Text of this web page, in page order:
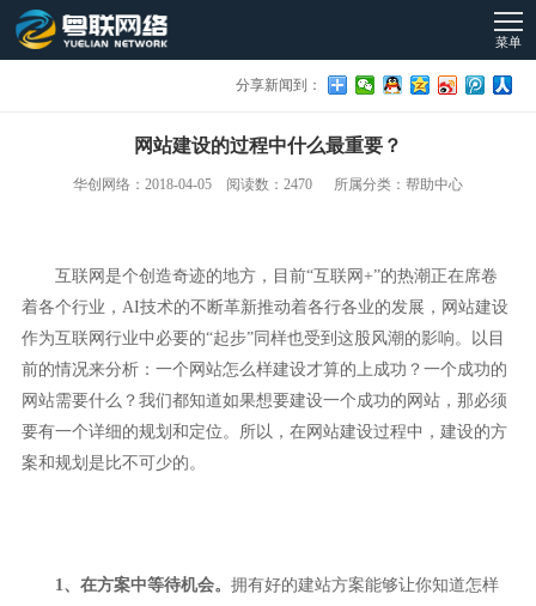
菜单
分享新闻到：
网站建设的过程中什么最重要？
华创网络：2018-04-05 阅读数：2470 所属分类：帮助中心
互联网是个创造奇迹的地方，目前“互联网+”的热潮正在席卷
着各个行业，AI技术的不断革新推动着各行各业的发展，网站建设
作为互联网行业中必要的“起步”同样也受到这股风潮的影响。以目
前的情况来分析：一个网站怎么样建设才算的上成功？一个成功的
网站需要什么？我们都知道如果想要建设一个成功的网站，那必须
要有一个详细的规划和定位。所以，在网站建设过程中，建设的方
案和规划是比不可少的。
1、在方案中等待机会。拥有好的建站方案能够让你知道怎样